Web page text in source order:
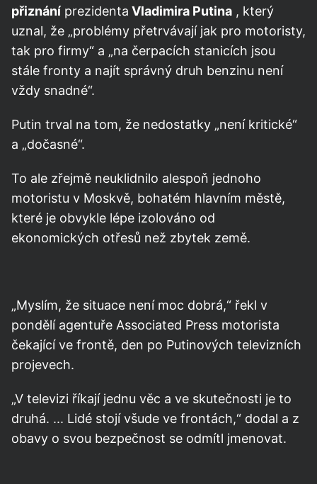
přiznání prezidenta Vladimira Putina , který
uznal, že „problémy přetrvávají jak pro motoristy,
tak pro firmy“ a „na čerpacích stanicích jsou
stále fronty a najít správný druh benzinu není
vždy snadné“.
Putin trval na tom, že nedostatky „není kritické“
a „dočasné“.
To ale zřejmě neuklidnilo alespoň jednoho
motoristu v Moskvě, bohatém hlavním městě,
které je obvykle lépe izolováno od
ekonomických otřesů než zbytek země.
„Myslím, že situace není moc dobrá,“ řekl v
pondělí agentuře Associated Press motorista
čekající ve frontě, den po Putinových televizních
projevech.
„V televizi říkají jednu věc a ve skutečnosti je to
druhá. ... Lidé stojí všude ve frontách,“ dodal a z
obavy o svou bezpečnost se odmítl jmenovat.